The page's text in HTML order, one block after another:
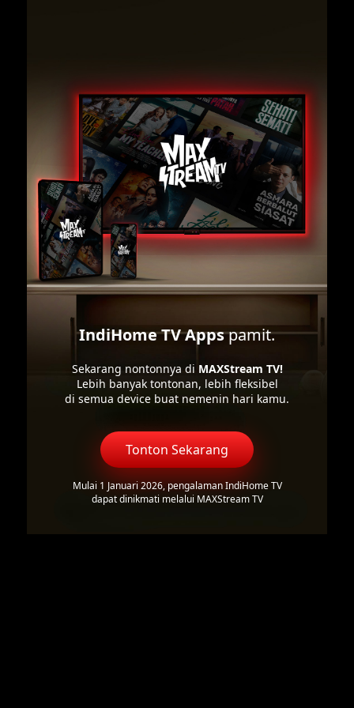
IndiHome TV Appspamit.
Sekarang nontonnya di MAXStream TV!
Lebih banyak tontonan, lebih fleksibel
di semua device buat nemenin hari kamu.
Tonton Sekarang
Mulai 1 Januari 2026, pengalaman IndiHome TV
dapat dinikmati melalui MAXStream TV